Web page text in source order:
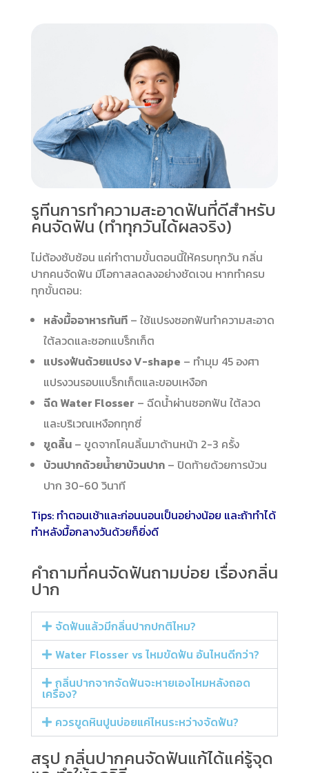
รูทีนการทำความสะอาดฟันที่ดีสำหรับ
คนจัดฟัน (ทำทุกวันได้ผลจริง)
ไม่ต้องซับซ้อน แค่ทำตามขั้นตอนนี้ให้ครบทุกวัน กลิ่น
ปากคนจัดฟัน มีโอกาสลดลงอย่างชัดเจน หากทำครบ
ทุกขั้นตอน:
หลังมื้ออาหารทันที– ใช้แปรงซอกฟันทำความสะอาด
ใต้ลวดและซอกแบร็กเก็ต
แปรงฟันด้วยแปรง V-shape – ทำมุม 45 องศา
แปรงวนรอบแบร็กเก็ตและขอบเหงือก
ฉีด Water Flosser – ฉีดน้ำผ่านซอกฟัน ใต้ลวด
และบริเวณเหงือกทุกซี่
ขูดลิ้น– ขูดจากโคนลิ้นมาด้านหน้า 2-3 ครั้ง
บ้วนปากด้วยน้ำยาบ้วนปาก– ปิดท้ายด้วยการบ้วน
ปาก 30-60 วินาที
Tips: ทำตอนเช้าและก่อนนอนเป็นอย่างน้อย และถ้าทำได้
ทำหลังมื้อกลางวันด้วยก็ยิ่งดี
คำถามที่คนจัดฟันถามบ่อย เรื่องกลิ่น
ปาก
จัดฟันแล้วมีกลิ่นปากปกติไหม?
Water Flosser vs ไหมขัดฟัน อันไหนดีกว่า?
กลิ่นปากจากจัดฟันจะหายเองไหมหลังถอด
เครื่อง?
ควรขูดหินปูนบ่อยแค่ไหนระหว่างจัดฟัน?
สรุป กลิ่นปากคนจัดฟันแก้ได้แค่รู้จุด